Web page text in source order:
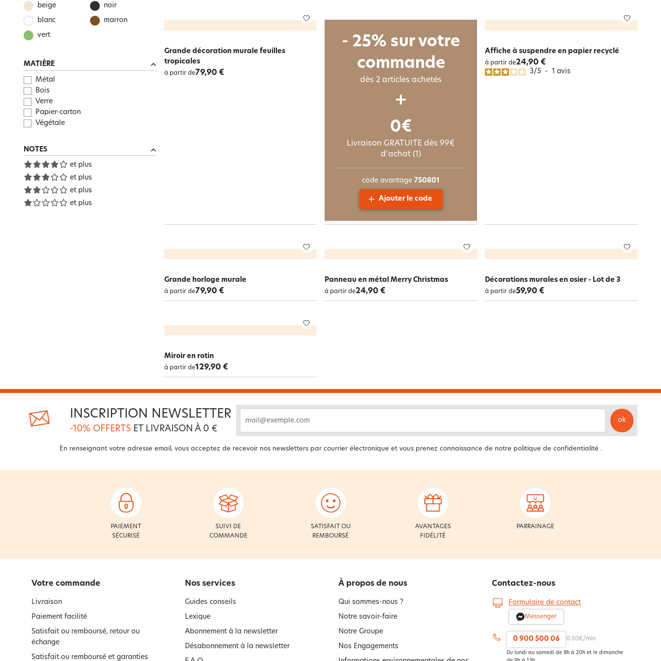
beige
noir
blanc
marron
vert
MATIÈRE
Métal
Bois
Verre
Papier-carton
Végétale
NOTES
et plus
et plus
et plus
et plus
Grande décoration murale feuilles
tropicales
à partir de79,90 €
Affiche à suspendre en papier recyclé
à partir de24,90 €
3/5 - 1 avis
Grande horloge murale
à partir de79,90 €
Panneau en métal Merry Christmas
à partir de24,90 €
Décorations murales en osier - Lot de 3
à partir de59,90 €
Miroir en rotin
à partir de129,90 €
- 25% sur votre
commande
dès 2 articles achetés
0€
Livraison GRATUITE dès 99€
d'achat (1)
code avantage 750801
Ajouter le code
INSCRIPTION NEWSLETTER
-10% OFFERTS ET LIVRAISON À 0 €
ok
En renseignant votre adresse email, vous acceptez de recevoir nos newsletters par courrier électronique et vous prenez connaissance de notre politique de confidentialité .
PAIEMENT
SÉCURISÉ
SUIVI DE
COMMANDE
SATISFAIT OU
REMBOURSÉ
AVANTAGES
FIDÉLITÉ
PARRAINAGE
Votre commande
Livraison
Paiement facilité
Satisfait ou remboursé, retour ou
échange
Satisfait ou remboursé et garanties
Nos services
Guides conseils
Lexique
Abonnement à la newsletter
Désabonnement à la newsletter
À propos de nous
Qui sommes-nous ?
Notre savoir-faire
Notre Groupe
Nos Engagements
Contactez-nous
Formulaire de contact
Messenger
0 900 500 06 0.50€/min
Du lundi au samedi de 8h à 20h et le dimanche